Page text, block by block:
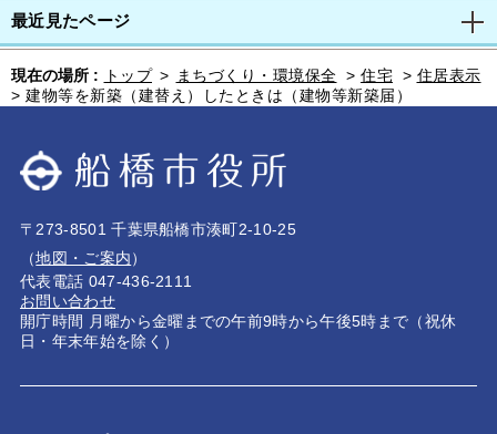
最近見たページ
現在の場所 : トップ > まちづくり・環境保全 > 住宅 > 住居表示
> 建物等を新築（建替え）したときは（建物等新築届）
〒273-8501 千葉県船橋市湊町2-10-25
（地図・ご案内）
代表電話 047-436-2111
お問い合わせ
開庁時間 月曜から金曜までの午前9時から午後5時まで（祝休
日・年末年始を除く）